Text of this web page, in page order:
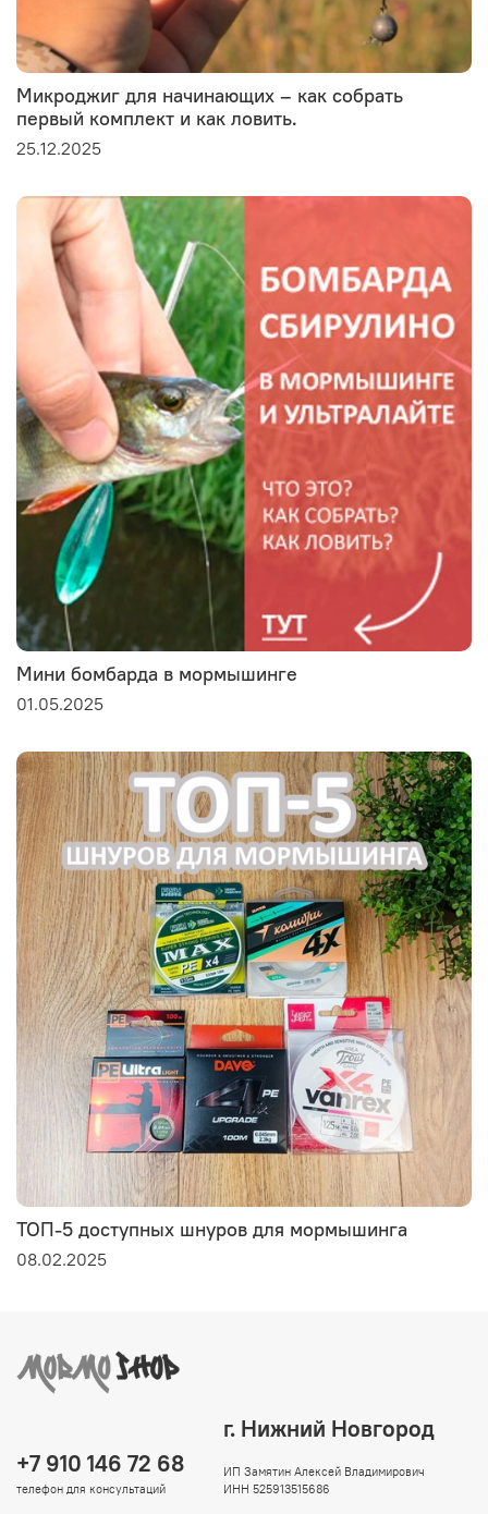
Микроджиг для начинающих – как собрать
первый комплект и как ловить.
25.12.2025
Мини бомбарда в мормышинге
01.05.2025
ТОП-5 доступных шнуров для мормышинга
08.02.2025
+7 910 146 72 68
телефон для консультаций
г. Нижний Новгород
ИП Замятин Алексей Владимирович
ИНН 525913515686